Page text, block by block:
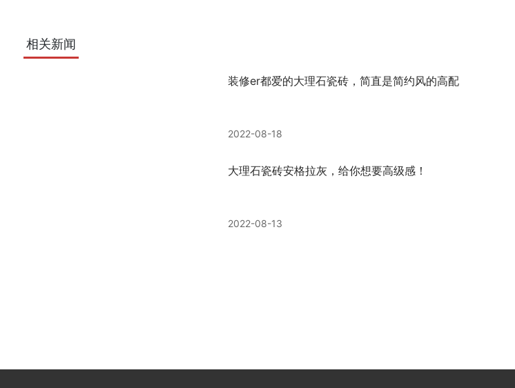
相关新闻
装修er都爱的大理石瓷砖，简直是简约风的高配
2022-08-18
大理石瓷砖安格拉灰，给你想要高级感！
2022-08-13